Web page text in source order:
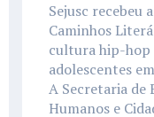
Sejusc recebeu
Caminhos
cultura hip-hop
adolescentes
A Secretaria de
Humanos e